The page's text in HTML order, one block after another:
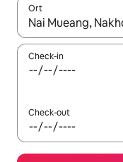
Ort
Wenn Ergebnisse
Check-in
Check-out